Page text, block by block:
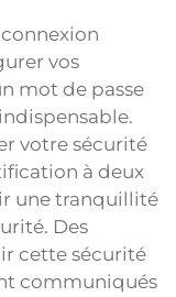
vos
mot de passe
votre sécurité
à deux
une tranquillité
Des
cette sécurité
communiqués